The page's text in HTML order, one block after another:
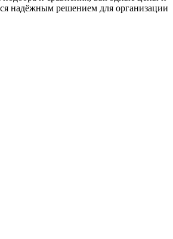
надёжным решением для организации